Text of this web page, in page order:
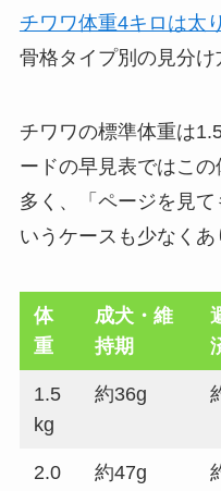
チワワ体重4キロは太
骨格タイプ別の見分け
チワワの標準体重は
ードの早見表ではこ
多く、「ページを見
いうケースも少なくあ
体
重
成犬・維
持期
1.5
kg
約36g
2.0 約47g